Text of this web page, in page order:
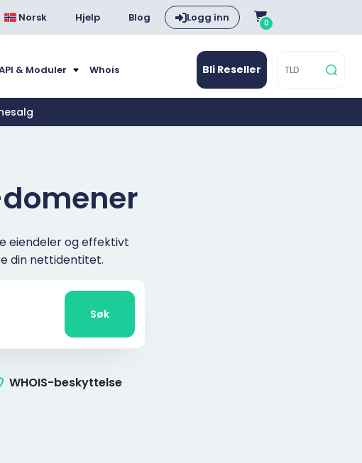
Norsk Hjelp Blog Logg inn 0
& Moduler Whois Bli Reseller
eiendeler og effektivt
din nettidentitet.
Søk
WHOIS-beskyttelse